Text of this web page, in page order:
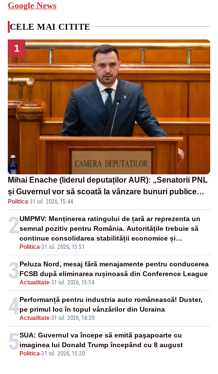
Google News
CELE MAI CITITE
1
Mihai Enache (liderul deputaților AUR): „Senatorii PNL
și Guvernul vor să scoată la vânzare bunuri publice
pentru a stinge datoriile pentru vaccinurile Pfizer!”
Politica·31 iul. 2026, 15:44
2
Politica-31 iul. 2026, 15:51
UMPMV: Menținerea ratingului de țară ar reprezenta un
semnal pozitiv pentru România. Autoritățile trebuie să
continue consolidarea stabilității economice și
financiare
3Actualitate-31 iul. 2026, 15:54
Peluza Nord, mesaj fără menajamente pentru conducerea
FCSB după eliminarea rușinoasă din Conference League
4Actualitate-31 iul. 2026, 16:20
Performanță pentru industria auto românească! Duster,
pe primul loc în topul vânzărilor din Ucraina
5 Politica-31 iul. 2026, 15:20
SUA: Guvernul va începe să emită paşapoarte cu
imaginea lui Donald Trump începând cu 8 august